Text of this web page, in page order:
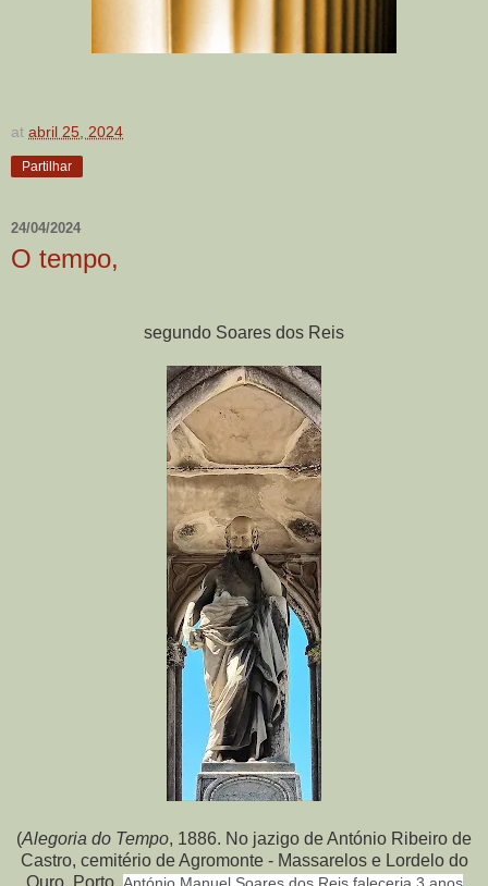
at abril 25, 2024
Partilhar
24/04/2024
O tempo,
segundo Soares dos Reis
(Alegoria do Tempo, 1886. No jazigo de António Ribeiro de
Castro, cemitério de Agromonte - Massarelos e Lordelo do
Ouro, Porto. António Manuel Soares dos Reisfaleceria 3 anos